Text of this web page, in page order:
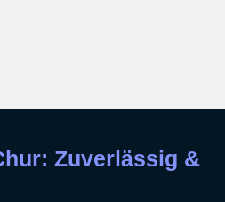
Zuverlässig &